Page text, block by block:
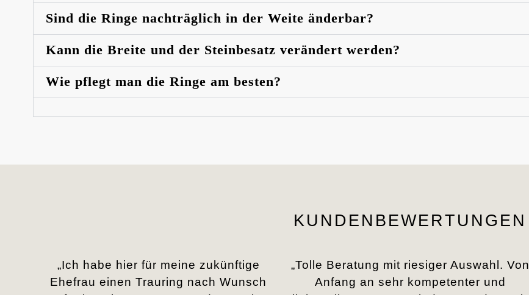
Sind die Ringe nachträglich in der Weite änderbar?
Kann die Breite und der Steinbesatz verändert werden?
Wie pflegt man die Ringe am besten?
KUNDENBEWERTUNGEN
„Ich habe hier für meine zukünftige
Ehefrau einen Trauring nach Wunsch
„Tolle Beratung mit riesiger Auswahl. Von
Anfang an sehr kompetenter und